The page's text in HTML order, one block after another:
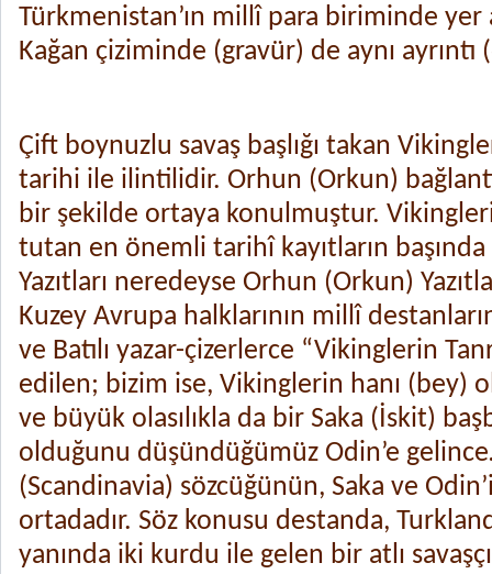
Türkmenistan’ın millî para biriminde
Kağan çiziminde (gravür) de aynı ayrıntı
Çift boynuzlu savaş başlığı takan
tarihi ile ilintilidir. Orhun (Orkun)
bir şekilde ortaya konulmuştur.
tutan en önemli tarihî kayıtların
Yazıtları neredeyse Orhun (Orkun)
Kuzey Avrupa halklarının millî
ve Batılı yazar-çizerlerce “Vikinglerin
edilen; bizim ise, Vikinglerin hanı (bey)
ve büyük olasılıkla da bir Saka (İskit)
olduğunu düşündüğümüz Odin’e
(Scandinavia) sözcüğünün, Saka ve Odin’i
ortadadır. Söz konusu destanda,
yanında iki kurdu ile gelen bir atlı